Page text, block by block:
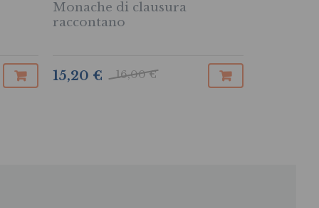
Monache di clausura
raccontano
16,00 €
15,20 €